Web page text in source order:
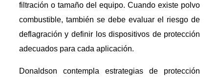
filtración o tamaño del equipo. Cuando existe polvo
combustible, también se debe evaluar el riesgo de
deflagración y definir los dispositivos de protección
adecuados para cada aplicación.
Donaldson contempla estrategias de protección